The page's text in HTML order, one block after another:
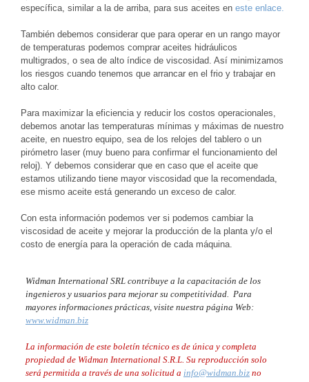
específica, similar a la de arriba, para sus aceites en este enlace.
También debemos considerar que para operar en un rango mayor
de temperaturas podemos comprar aceites hidráulicos
multigrados, o sea de alto índice de viscosidad. Así minimizamos
los riesgos cuando tenemos que arrancar en el frio y trabajar en
alto calor.
Para maximizar la eficiencia y reducir los costos operacionales,
debemos anotar las temperaturas mínimas y máximas de nuestro
aceite, en nuestro equipo, sea de los relojes del tablero o un
pirómetro laser (muy bueno para confirmar el funcionamiento del
reloj). Y debemos considerar que en caso que el aceite que
estamos utilizando tiene mayor viscosidad que la recomendada,
ese mismo aceite está generando un exceso de calor.
Con esta información podemos ver si podemos cambiar la
viscosidad de aceite y mejorar la producción de la planta y/o el
costo de energía para la operación de cada máquina.
Widman International SRL contribuye a la capacitación de los
ingenieros y usuarios para mejorar su competitividad. Para
mayores informaciones prácticas, visite nuestra página Web:
www.widman.biz
La información de este boletín técnico es de única y completa
propiedad de Widman International S.R.L. Su reproducción solo
será permitida a través de una solicitud a info@widman.biz no